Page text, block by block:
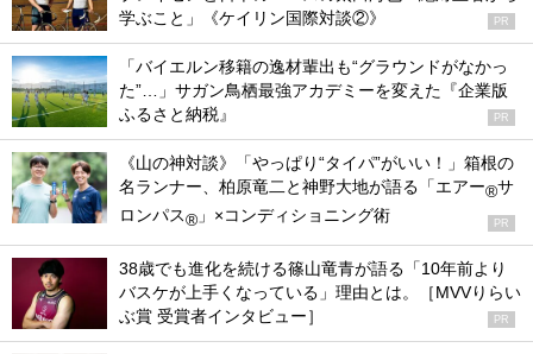
学ぶこと」《ケイリン国際対談②》
PR
「バイエルン移籍の逸材輩出も“グラウンドがなかっ
た”…」サガン鳥栖最強アカデミーを変えた『企業版
ふるさと納税』
PR
《山の神対談》「やっぱり“タイパ”がいい！」箱根の
名ランナー、柏原竜二と神野大地が語る「エアー®サ
ロンパス® 」×コンディショニング術 PR
38歳でも進化を続ける篠山竜青が語る「10年前より
バスケが上手くなっている」理由とは。［MVVりらい
ぶ賞 受賞者インタビュー］
PR